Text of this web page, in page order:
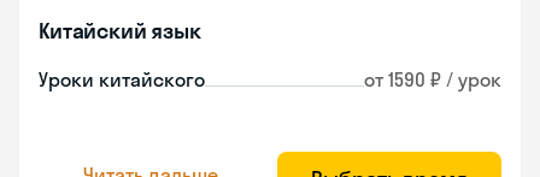
Китайский язык
Уроки китайского от 1590 ₽ / урок